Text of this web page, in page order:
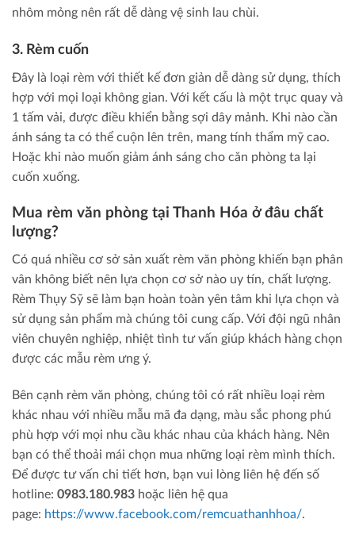
nhôm mỏng nên rất dễ dàng vệ sinh lau chùi.
3. Rèm cuốn
Đây là loại rèm với thiết kế đơn giản dễ dàng sử dụng, thích
hợp với mọi loại không gian. Với kết cấu là một trục quay và
1 tấm vải, được điều khiển bằng sợi dây mảnh. Khi nào cần
ánh sáng ta có thể cuộn lên trên, mang tính thẩm mỹ cao.
Hoặc khi nào muốn giảm ánh sáng cho căn phòng ta lại
cuốn xuống.
Mua rèm văn phòng tại Thanh Hóa ở đâu chất
lượng?
Có quá nhiều cơ sở sản xuất rèm văn phòng khiến bạn phân
vân không biết nên lựa chọn cơ sở nào uy tín, chất lượng.
Rèm Thụy Sỹ sẽ làm bạn hoàn toàn yên tâm khi lựa chọn và
sử dụng sản phẩm mà chúng tôi cung cấp. Với đội ngũ nhân
viên chuyên nghiệp, nhiệt tình tư vấn giúp khách hàng chọn
được các mẫu rèm ưng ý.
Bên cạnh rèm văn phòng, chúng tôi có rất nhiều loại rèm
khác nhau với nhiều mẫu mã đa dạng, màu sắc phong phú
phù hợp với mọi nhu cầu khác nhau của khách hàng. Nên
bạn có thể thoải mái chọn mua những loại rèm mình thích.
Để được tư vấn chi tiết hơn, bạn vui lòng liên hệ đến số
hotline: 0983.180.983 hoặc liên hệ qua
page: https://www.facebook.com/remcuathanhhoa/.